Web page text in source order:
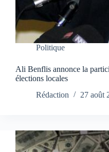
Politique
Ali Benflis annonce la
élections locales
Rédaction
27 août